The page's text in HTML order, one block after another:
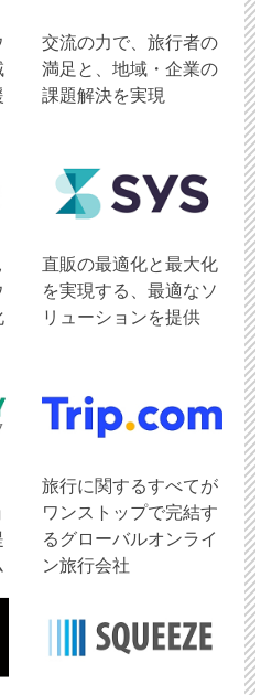
交流の力で、旅行者の
満足と、地域・企業の
課題解決を実現
直販の最適化と最大化
を実現する、最適なソ
リューションを提供
旅行に関するすべてが
ワンストップで完結す
るグローバルオンライ
ン旅行会社